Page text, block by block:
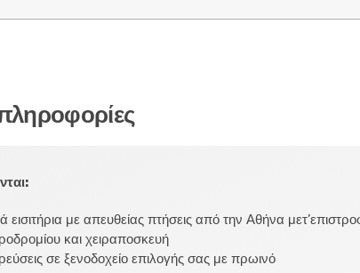
εισιτήρια με απευθείας πτήσεις από την Αθήνα
και χειραποσκευή
σε ξενοδοχείο επιλογής σας με πρωινό